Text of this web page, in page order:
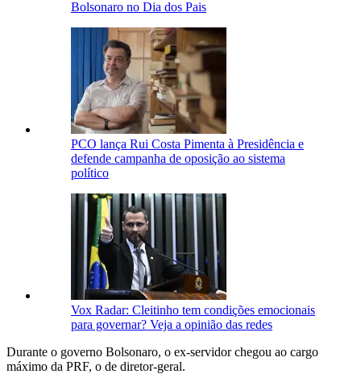
Bolsonaro no Dia dos Pais
PCO lança Rui Costa Pimenta à Presidência e
defende campanha de oposição ao sistema
político
Vox Radar: Cleitinho tem condições emocionais
para governar? Veja a opinião das redes
Durante o governo Bolsonaro, o ex-servidor chegou ao cargo
máximo da PRF, o de diretor-geral.